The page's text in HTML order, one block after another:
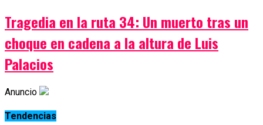
Tragedia en la ruta 34: Un muerto tras un
choque en cadena a la altura de Luis
Palacios
Anuncio
Tendencias